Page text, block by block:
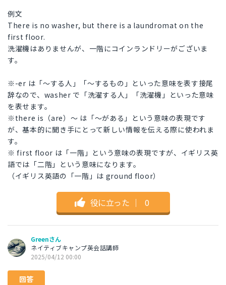
例文
There is no washer, but there is a laundromat on the
first floor.
洗濯機はありませんが、一階にコインランドリーがございま
す。
※-er は「〜する人」「〜するもの」といった意味を表す接尾
辞なので、washer で「洗濯する人」「洗濯機」といった意味
を表せます。
※there is（are）〜 は「〜がある」という意味の表現です
が、基本的に聞き手にとって新しい情報を伝える際に使われま
す。
※ first floor は「一階」という意味の表現ですが、イギリス英
語では「二階」という意味になります。
（イギリス英語の「一階」は ground floor）
役に立った ｜ 0
Greenさん
ネイティブキャンプ英会話講師
2025/04/12 00:00
回答